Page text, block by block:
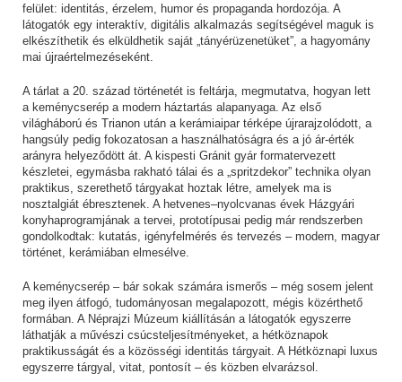
felület: identitás, érzelem, humor és propaganda hordozója. A
látogatók egy interaktív, digitális alkalmazás segítségével maguk is
elkészíthetik és elküldhetik saját „tányérüzenetüket”, a hagyomány
mai újraértelmezéseként.
A tárlat a 20. század történetét is feltárja, megmutatva, hogyan lett
a keménycserép a modern háztartás alapanyaga. Az első
világháború és Trianon után a kerámiaipar térképe újrarajzolódott, a
hangsúly pedig fokozatosan a használhatóságra és a jó ár-érték
arányra helyeződött át. A kispesti Gránit gyár formatervezett
készletei, egymásba rakható tálai és a „spritzdekor” technika olyan
praktikus, szerethető tárgyakat hoztak létre, amelyek ma is
nosztalgiát ébresztenek. A hetvenes–nyolcvanas évek Házgyári
konyhaprogramjának a tervei, prototípusai pedig már rendszerben
gondolkodtak: kutatás, igényfelmérés és tervezés – modern, magyar
történet, kerámiában elmesélve.
A keménycserép – bár sokak számára ismerős – még sosem jelent
meg ilyen átfogó, tudományosan megalapozott, mégis közérthető
formában. A Néprajzi Múzeum kiállításán a látogatók egyszerre
láthatják a művészi csúcsteljesítményeket, a hétköznapok
praktikusságát és a közösségi identitás tárgyait. A Hétköznapi luxus
egyszerre tárgyal, vitat, pontosít – és közben elvarázsol.